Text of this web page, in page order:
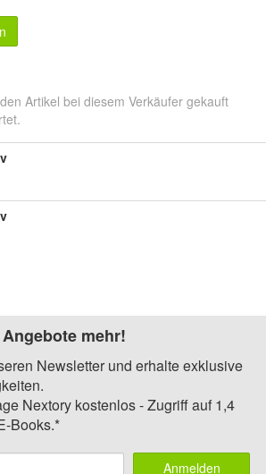
Artikel bei diesem Verkäufer gekauft
mehr!
Newsletter und erhalte exklusive
Nextory kostenlos - Zugriff auf 1,4
Books.*
Anmelden